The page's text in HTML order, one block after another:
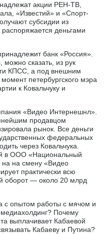
акции РЕН-ТВ,
«Известий» и «Спорт-
субсидии из
деньгами
банк «Россия».
можно сказать, из рук
КПСС, а под внешним
петербургского мэра
к Ковальчуку и
«Видео Интернешнл».
продавцом
рынок. Все деньги
федеральных
через Ковальчука.
в ООО «Национальный
на смену «Видео
практически всю
оборот — около 20 млрд
с опытом работы с мячом и
Почему
выплачивает Кабаевой
Кабаеву и Путина?